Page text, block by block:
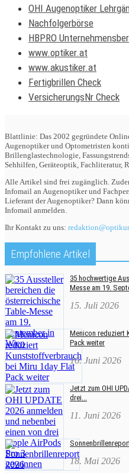
OHI Augenoptiker
Nachfolgerbörse
HBPRO
www.optiker.at
www.akustiker.at
Fertigbrillen Check
VersicherungsNr Check
Blattlinie: Das 2002 gegründete
Augenoptiker und Optometristen
Brillenglastechnologie,
Sehhilfen, Geräteoptik, Fachliteratur,
Alle Artikel sind frei zugänglich.
Infomail an Augenoptiker und
Lieferant der Augenoptiker? Dann
Infomail anmelden.
Ihr Kontakt zu uns:
Empfohlene Artikel
35 hochwertige
Messe am 19.
15. Juli 2026
Menicon reduziert
Pack weiter
16. Juni 2026
Jetzt zum OHI
drei...
11. Juni 2026
18. Mai 2026